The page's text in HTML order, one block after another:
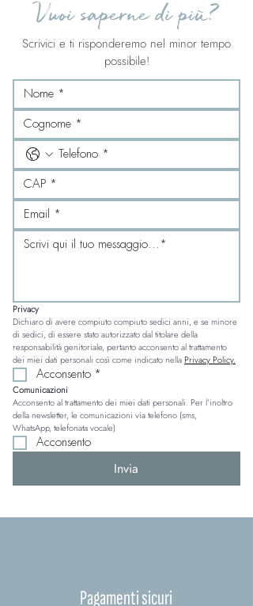
Vuoi saperne di più?
Scrivici e ti risponderemo nel minor tempo
possibile!
Privacy
Dichiaro di avere compiuto compiuto sedici anni, e se minore
di sedici, di essere stato autorizzato dal titolare della
responsabilità genitoriale, pertanto acconsento al trattamento
dei miei dati personali così come indicato nella Privacy Policy.
Acconsento *
Comunicazioni
Acconsento al trattamento dei miei dati personali. Per l’inoltro
della newsletter, le comunicazioni via telefono (sms,
WhatsApp, telefonata vocale)
Acconsento
Invia
Pagamenti sicuri